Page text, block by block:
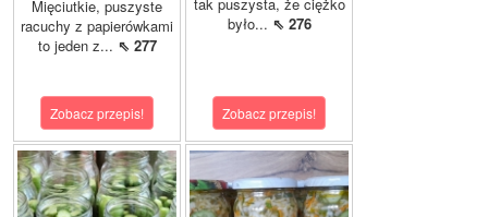
Mięciutkie, puszyste
racuchy z papierówkami
to jeden z... ⇖ 277
Zobacz przepis!
było... ⇖ 276
Zobacz przepis!